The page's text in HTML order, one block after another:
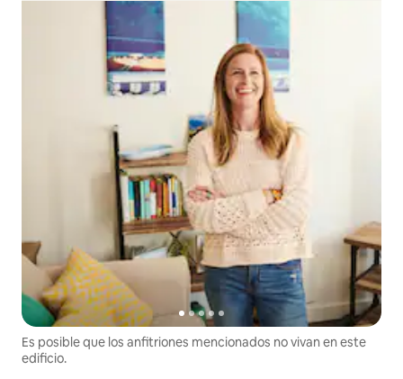
Es posible que los anfitriones mencionados no vivan en este
edificio.